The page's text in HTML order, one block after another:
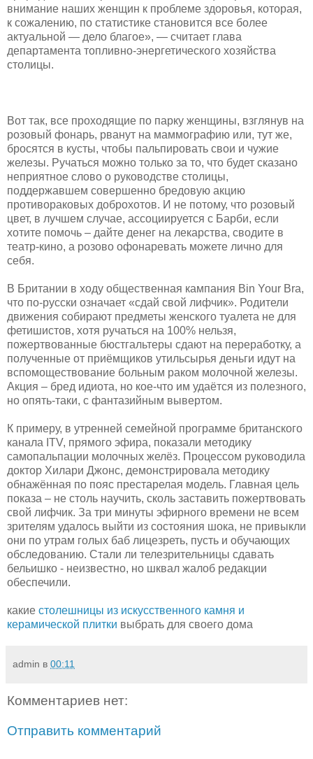
внимание наших женщин к проблеме здоровья, которая,
к сожалению, по статистике становится все более
актуальной — дело благое», — считает глава
департамента топливно-энергетического хозяйства
столицы.
Вот так, все проходящие по парку женщины, взглянув на
розовый фонарь, рванут на маммографию или, тут же,
бросятся в кусты, чтобы пальпировать свои и чужие
железы. Ручаться можно только за то, что будет сказано
неприятное слово о руководстве столицы,
поддержавшем совершенно бредовую акцию
противораковых доброхотов. И не потому, что розовый
цвет, в лучшем случае, ассоциируется с Барби, если
хотите помочь – дайте денег на лекарства, сводите в
театр-кино, а розово офонаревать можете лично для
себя.
В Британии в ходу общественная кампания Bin Your Bra,
что по-русски означает «сдай свой лифчик». Родители
движения собирают предметы женского туалета не для
фетишистов, хотя ручаться на 100% нельзя,
пожертвованные бюстгальтеры сдают на переработку, а
полученные от приёмщиков утильсырья деньги идут на
вспомоществование больным раком молочной железы.
Акция – бред идиота, но кое-что им удаётся из полезного,
но опять-таки, с фантазийным вывертом.
К примеру, в утренней семейной программе британского
канала ITV, прямого эфира, показали методику
самопальпации молочных желёз. Процессом руководила
доктор Хилари Джонс, демонстрировала методику
обнажённая по пояс престарелая модель. Главная цель
показа – не столь научить, сколь заставить пожертвовать
свой лифчик. За три минуты эфирного времени не всем
зрителям удалось выйти из состояния шока, не привыкли
они по утрам голых баб лицезреть, пусть и обучающих
обследованию. Стали ли телезрительницы сдавать
бельишко - неизвестно, но шквал жалоб редакции
обеспечили.
какие столешницы из искусственного камня и
керамической плитки выбрать для своего дома
admin в 00:11
Комментариев нет:
Отправить комментарий